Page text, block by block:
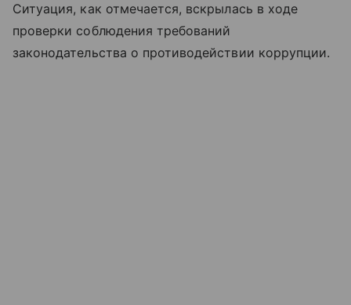
Ситуация, как отмечается, вскрылась в ходе
проверки соблюдения требований
законодательства о противодействии коррупции.